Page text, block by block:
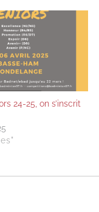
24-25, on s’inscrit